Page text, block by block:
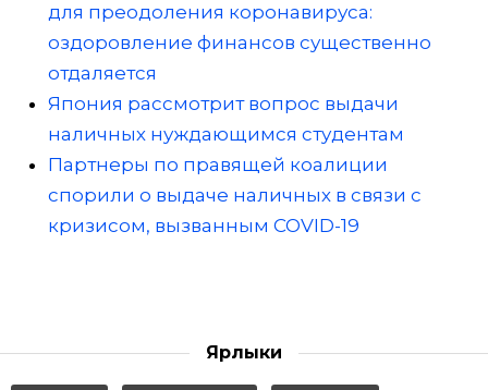
для преодоления коронавируса:
оздоровление финансов существенно
отдаляется
Япония рассмотрит вопрос выдачи
наличных нуждающимся студентам
Партнеры по правящей коалиции
спорили о выдаче наличных в связи с
кризисом, вызванным COVID-19
Ярлыки